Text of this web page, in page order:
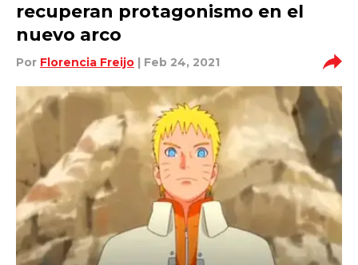
recuperan protagonismo en el
nuevo arco
Por Florencia Freijo | Feb 24, 2021